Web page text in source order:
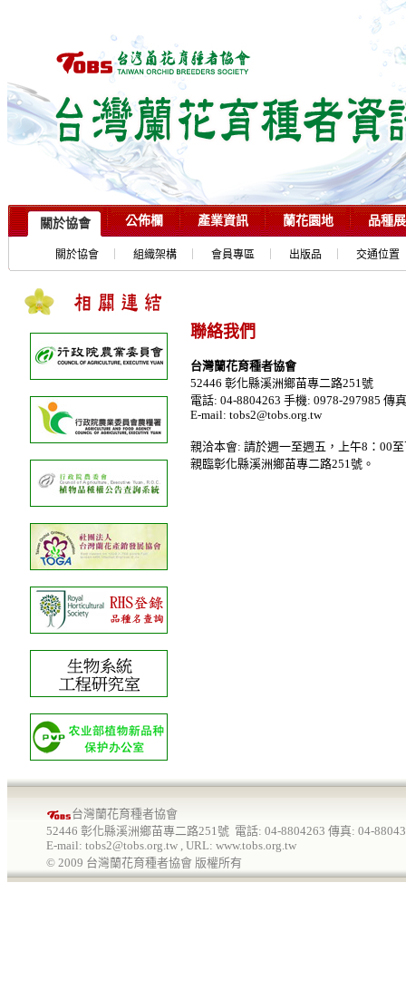
關於協會 公佈欄 產業資訊 蘭花園地 品種
關於協會 組織架構 會員專區 出版品 交通位置
聯絡我們
台灣蘭花育種者協會
52446 彰化縣溪洲鄉苗專二路251號
電話: 04-8804263 手機: 0978-297985 傳
E-mail: tobs2@tobs.org.tw
親洽本會: 請於週一至週五，上午8：00
親臨彰化縣溪洲鄉苗專二路251號。
台灣蘭花育種者協會
52446 彰化縣溪洲鄉苗專二路251號 電話: 04-8804263 傳真: 04-
E-mail: tobs2@tobs.org.tw , URL: www.tobs.org.tw
© 2009 台灣蘭花育種者協會 版權所有